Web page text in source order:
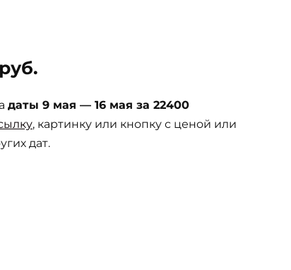
даты 9 мая — 16 мая за 22400
, картинку или кнопку с ценой или
дат.